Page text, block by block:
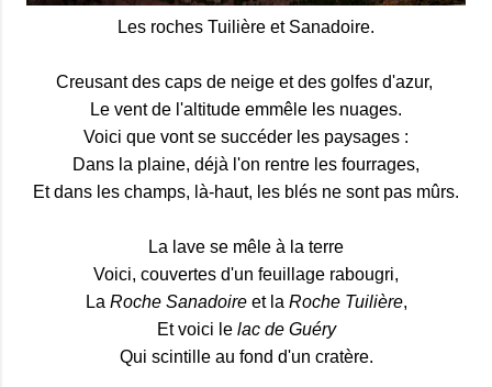
Les roches Tuilière et Sanadoire.
Creusant des caps de neige et des golfes d'azur,
Le vent de l'altitude emmêle les nuages.
Voici que vont se succéder les paysages :
Dans la plaine, déjà l'on rentre les fourrages,
Et dans les champs, là-haut, les blés ne sont pas mûrs.
La lave se mêle à la terre
Voici, couvertes d'un feuillage rabougri,
La Roche Sanadoire et la Roche Tuilière,
Et voici le lac de Guéry
Qui scintille au fond d'un cratère.